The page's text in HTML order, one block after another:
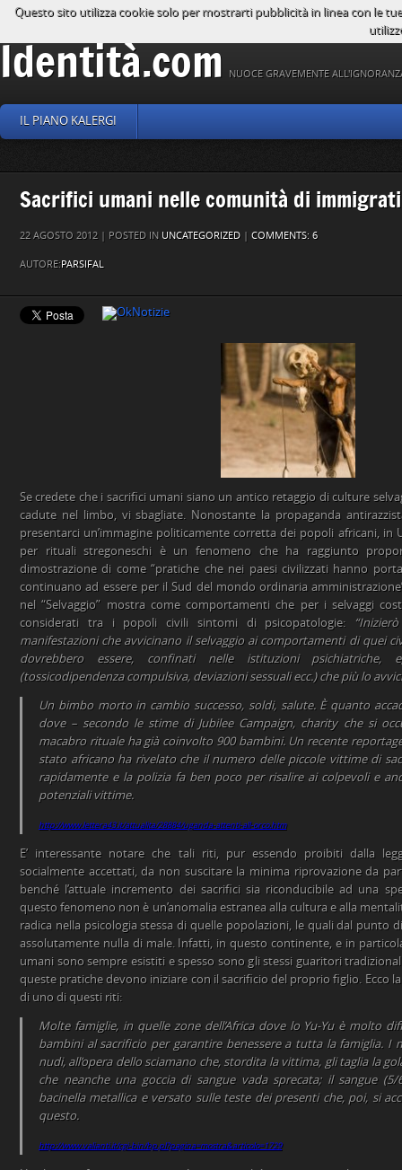
Identità.com NUOCE GRAVEMENTE
IL PIANO KALERGI
Sacrifici umani nelle comunità di immigrati
22 AGOSTO 2012 | POSTED IN UNCATEGORIZED | COMMENTS: 6
AUTORE:PARSIFAL
Se credete che i sacrifici umani siano un antico retaggio di culture
cadute nel limbo, vi sbagliate. Nonostante la propaganda
presentarci un’immagine politicamente corretta dei popoli africani, in
per rituali stregoneschi è un fenomeno che ha raggiunto
dimostrazione di come “pratiche che nei paesi civilizzati hanno
continuano ad essere per il Sud del mondo ordinaria
nel “Selvaggio” mostra come comportamenti che per i selvaggi
considerati tra i popoli civili sintomi di psicopatologie:
manifestazioni che avvicinano il selvaggio ai comportamenti di quei
dovrebbero essere, confinati nelle istituzioni psichiatriche,
(tossicodipendenza compulsiva, deviazioni sessuali ecc.) che più lo
Un bimbo morto in cambio successo, soldi, salute. È quanto
dove – secondo le stime di Jubilee Campaign, charity che si
macabro rituale ha già coinvolto 900 bambini. Un recente
stato africano ha rivelato che il numero delle piccole vittime di
rapidamente e la polizia fa ben poco per risalire ai colpevoli e
potenziali vittime.
http://www.lettera43.it/attualita/28884/uganda-attenti-all-orco.htm
E’ interessante notare che tali riti, pur essendo proibiti dalla
socialmente accettati, da non suscitare la minima riprovazione da
benché l’attuale incremento dei sacrifici sia riconducibile ad una
questo fenomeno non è un’anomalia estranea alla cultura e alla
radica nella psicologia stessa di quelle popolazioni, le quali dal punto
assolutamente nulla di male. Infatti, in questo continente, e in
umani sono sempre esistiti e spesso sono gli stessi guaritori
queste pratiche devono iniziare con il sacrificio del proprio figlio. Ecco
di uno di questi riti:
Molte famiglie, in quelle zone dell’Africa dove lo Yu-Yu è molto
bambini al sacrificio per garantire benessere a tutta la famiglia. I
nudi, all’opera dello sciamano che, stordita la vittima, gli taglia la
che neanche una goccia di sangue vada sprecata; il sangue
bacinella metallica e versato sulle teste dei presenti che, poi, si
questo.
http://www.valianti.it/cgi-bin/bp.pl?pagina=mostra&articolo=1729
Questo sito utilizza cookie solo per mostrarti pubblicità in linea con le